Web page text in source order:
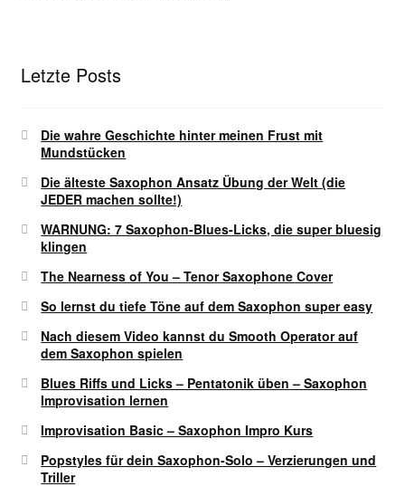
Letzte Posts
Die wahre Geschichte hinter meinen Frust mit
Mundstücken
Die älteste Saxophon Ansatz Übung der Welt (die
JEDER machen sollte!)
WARNUNG: 7 Saxophon-Blues-Licks, die super bluesig
klingen
The Nearness of You – Tenor Saxophone Cover
So lernst du tiefe Töne auf dem Saxophon super easy
Nach diesem Video kannst du Smooth Operator auf
dem Saxophon spielen
Blues Riffs und Licks – Pentatonik üben – Saxophon
Improvisation lernen
Improvisation Basic – Saxophon Impro Kurs
Popstyles für dein Saxophon-Solo – Verzierungen und
Triller